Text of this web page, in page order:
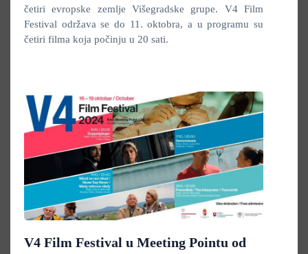
četiri evropske zemlje Višegradske grupe. V4 Film
Festival održava se do 11. oktobra, a u programu su
četiri filma koja počinju u 20 sati.
V4 Film Festival u Meeting Pointu od